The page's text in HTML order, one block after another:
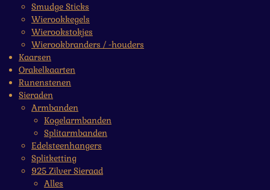
Smudge Sticks
Wierookkegels
Wierookstokjes
Wierookbranders / -houders
Kaarsen
Orakelkaarten
Runenstenen
Sieraden
Armbanden
Kogelarmbanden
Splitarmbanden
Edelsteenhangers
Splitketting
925 Zilver Sieraad
Alles